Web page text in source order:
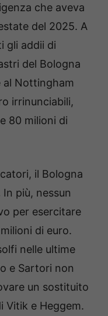
che aveva
del 2025. A
gli addii di
del Bologna
al Nottingham
irrinunciabili,
80 milioni di
il Bologna
In più, nessun
per esercitare
di euro.
nelle ultime
e Sartori non
un sostituito
Vitik e Heggem.